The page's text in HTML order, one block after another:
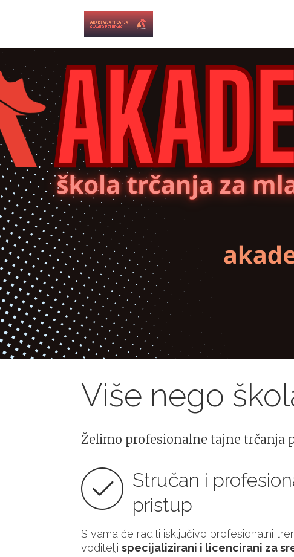
Više nego
Želimo profesionalne tajne trčanja
Stručan i
pristup
S vama će raditi isključivo profesionalni
voditeljispecijalizirani i licencirani za